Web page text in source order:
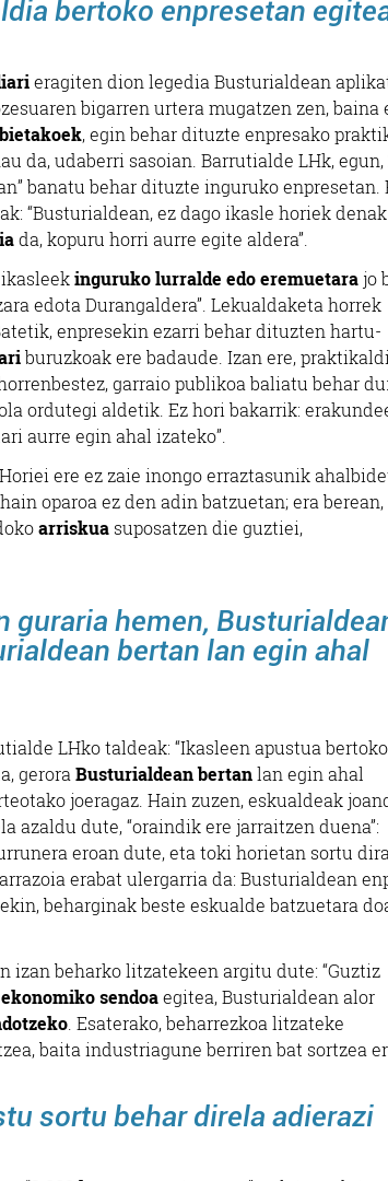
bertoko enpresetan
eragiten dion legedia Busturialdean
bigarren urtera mugatzen zen, baina
bietakoek, egin behar dituzte enpresako
da, udaberri sasoian. Barrutialde LHk, egun,
banatu behar dituzte inguruko enpresetan.
“Busturialdean, ez dago ikasle horiek
da, kopuru horri aurre egite aldera”.
inguruko lurralde edo eremuetara jo
edota Durangaldera”. Lekualdaketa horrek
enpresekin ezarri behar dituzten hartu-
buruzkoak ere badaude. Izan ere,
garraio publikoa baliatu behar du:
ordutegi aldetik. Ez hori bakarrik:
aurre egin ahal izateko”.
ere ez zaie inongo erraztasunik
oparoa ez den adin batzuetan; era berean,
arriskua suposatzen die guztiei,
guraria hemen,
bertan lan egin ahal
LHko taldeak: “Ikasleen apustua
gerora Busturialdean bertanlan egin ahal
joeragaz. Hain zuzen, eskualdeak
azaldu dute, “oraindik ere jarraitzen duena”:
eroan dute, eta toki horietan sortu
erabat ulergarria da: Busturialdean
beharginak beste eskualde batzuetara
izan beharko litzatekeen argitu dute: “Guztiz
sendoaegitea, Busturialdean alor
. Esaterako, beharrezkoa litzateke
baita industriagune berriren bat sortzea
sortu behar direla adierazi